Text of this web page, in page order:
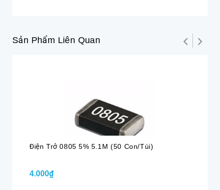
Sản Phẩm Liên Quan
Điện Trở 0805 5% 5.1M (50 Con/túi)
4.000₫